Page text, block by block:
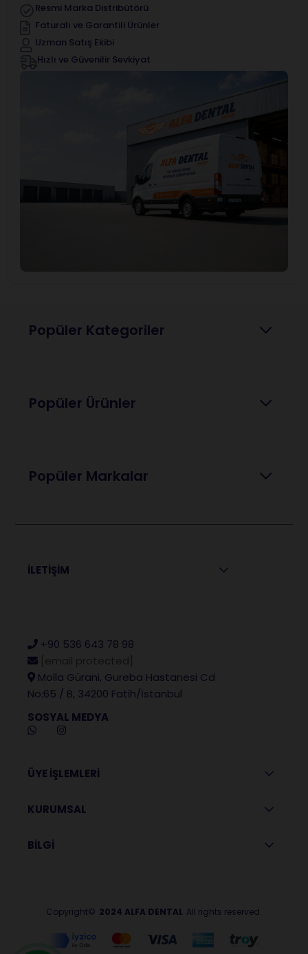
Resmi Marka Distribütörü
Faturalı ve Garantili Ürünler
Uzman Satış Ekibi
Hızlı ve Güvenilir Sevkiyat
Popüler Kategoriler
Popüler Ürünler
Popüler Markalar
İLETİŞİM
+90 536 643 78 98
Molla Gürani, Gureba Hastanesi Cd
No:65 / B, 34200 Fatih/İstanbul
SOSYAL MEDYA
ÜYE İŞLEMLERİ
KURUMSAL
BİLGİ
Copyright© 2024 ALFA DENTAL All rights reserved.